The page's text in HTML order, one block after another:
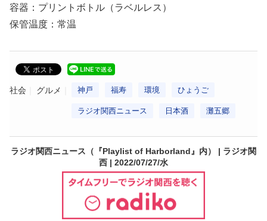
容器：プリントボトル（ラベルレス）
保管温度：常温
社会 グルメ 神戸 福寿 環境 ひょうご
ラジオ関西ニュース 日本酒 灘五郷
ラジオ関西ニュース（『Playlist of Harborland』内） | ラジオ関
西 | 2022/07/27/水